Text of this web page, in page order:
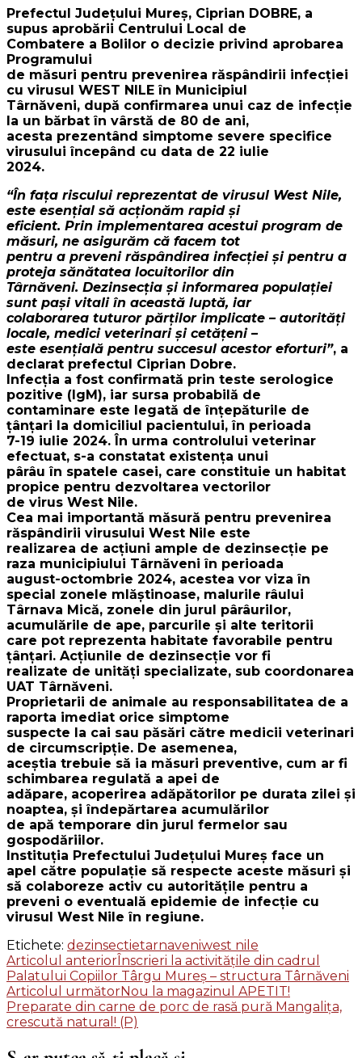
Prefectul Județului Mureș, Ciprian DOBRE, a
supus aprobării Centrului Local de
Combatere a Bolilor o decizie privind aprobarea
Programului
de măsuri pentru prevenirea răspândirii infecției
cu virusul WEST NILE în Municipiul
Târnăveni, după confirmarea unui caz de infecție
la un bărbat în vârstă de 80 de ani,
acesta prezentând simptome severe specifice
virusului începând cu data de 22 iulie
2024.
“În fața riscului reprezentat de virusul West Nile,
este esențial să acționăm rapid și
eficient. Prin implementarea acestui program de
măsuri, ne asigurăm că facem tot
pentru a preveni răspândirea infecției și pentru a
proteja sănătatea locuitorilor din
Târnăveni. Dezinsecția și informarea populației
sunt pași vitali în această luptă, iar
colaborarea tuturor părților implicate – autorități
locale, medici veterinari și cetățeni –
este esențială pentru succesul acestor eforturi”, a
declarat prefectul Ciprian Dobre.
Infecția a fost confirmată prin teste serologice
pozitive (IgM), iar sursa probabilă de
contaminare este legată de înțepăturile de
țânțari la domiciliul pacientului, în perioada
7-19 iulie 2024. În urma controlului veterinar
efectuat, s-a constatat existența unui
pârâu în spatele casei, care constituie un habitat
propice pentru dezvoltarea vectorilor
de virus West Nile.
Cea mai importantă măsură pentru prevenirea
răspândirii virusului West Nile este
realizarea de acțiuni ample de dezinsecție pe
raza municipiului Târnăveni în perioada
august-octombrie 2024, acestea vor viza în
special zonele mlăștinoase, malurile râului
Târnava Mică, zonele din jurul pârâurilor,
acumulările de ape, parcurile și alte teritorii
care pot reprezenta habitate favorabile pentru
țânțari. Acțiunile de dezinsecție vor fi
realizate de unități specializate, sub coordonarea
UAT Târnăveni.
Proprietarii de animale au responsabilitatea de a
raporta imediat orice simptome
suspecte la cai sau păsări către medicii veterinari
de circumscripție. De asemenea,
aceștia trebuie să ia măsuri preventive, cum ar fi
schimbarea regulată a apei de
adăpare, acoperirea adăpătorilor pe durata zilei și
noaptea, și îndepărtarea acumulărilor
de apă temporare din jurul fermelor sau
gospodăriilor.
Instituția Prefectului Județului Mureș face un
apel către populație să respecte aceste măsuri și
să colaboreze activ cu autoritățile pentru a
preveni o eventuală epidemie de infecție cu
virusul West Nile în regiune.
Etichete: dezinsectietarnaveniwest nile
Navigare
în
articole
Articolul anteriorÎnscrieri la activitățile din cadrul
Palatului Copiilor Târgu Mureș – structura Târnăveni
Articolul următorNou la magazinul APETIT!
Preparate din carne de porc de rasă pură Mangalița,
crescută natural! (P)